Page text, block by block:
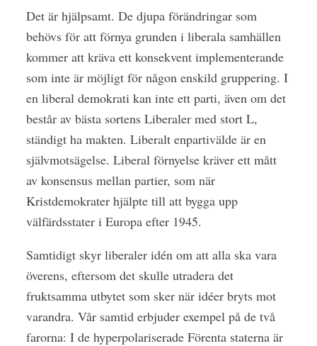
Det är hjälpsamt. De djupa förändringar som
behövs för att förnya grunden i liberala samhällen
kommer att kräva ett konsekvent implementerande
som inte är möjligt för någon enskild gruppering. I
en liberal demokrati kan inte ett parti, även om det
består av bästa sortens Liberaler med stort L,
ständigt ha makten. Liberalt enpartivälde är en
självmotsägelse. Liberal förnyelse kräver ett mått
av konsensus mellan partier, som när
Kristdemokrater hjälpte till att bygga upp
välfärdsstater i Europa efter 1945.
Samtidigt skyr liberaler idén om att alla ska vara
överens, eftersom det skulle utradera det
fruktsamma utbytet som sker när idéer bryts mot
varandra. Vår samtid erbjuder exempel på de två
farorna: I de hyperpolariserade Förenta staterna är